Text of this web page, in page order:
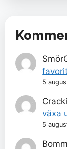
5
växa
5